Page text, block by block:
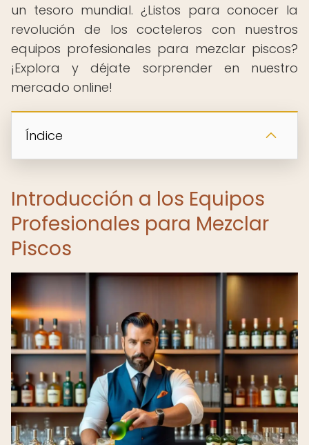
un tesoro mundial. ¿Listos para conocer la
revolución de los cocteleros con nuestros
equipos profesionales para mezclar piscos?
¡Explora y déjate sorprender en nuestro
mercado online!
Índice
Introducción a los Equipos
Profesionales para Mezclar
Piscos